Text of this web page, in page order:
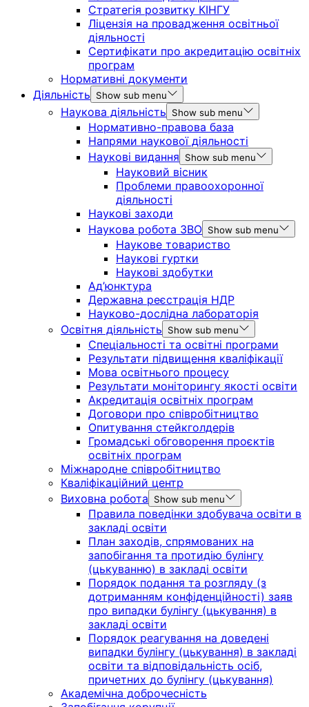
Стратегія розвитку КІНГУ
Ліцензія на провадження освітньої
діяльності
Сертифікати про акредитацію освітніх
програм
Нормативні документи
Діяльність
Show sub menu
Наукова діяльність Show sub menu
Нормативно-правова база
Напрями наукової діяльності
Наукові видання
Show sub menu
Науковий вісник
Проблеми правоохоронної
діяльності
Наукові заходи
Наукова робота ЗВО Show sub menu
Наукове товариство
Наукові гуртки
Наукові здобутки
Ад’юнктура
Державна реєстрація НДР
Науково-дослідна лабораторія
Освітня діяльність
Show sub menu
Спеціальності та освітні програми
Результати підвищення кваліфікації
Мова освітнього процесу
Результати моніторингу якості освіти
Акредитація освітніх програм
Договори про співробітництво
Опитування стейкголдерів
Громадські обговорення проєктів
освітніх програм
Міжнародне співробітництво
Кваліфікаційний центр
Виховна робота
Show sub menu
Правила поведінки здобувача освіти в
закладі освіти
План заходів, спрямованих на
запобігання та протидію булінгу
(цькуванню) в закладі освіти
Порядок подання та розгляду (з
дотриманням конфіденційності) заяв
про випадки булінгу (цькування) в
закладі освіти
Порядок реагування на доведені
випадки булінгу (цькування) в закладі
освіти та відповідальність осіб,
причетних до булінгу (цькування)
Академічна доброчесність